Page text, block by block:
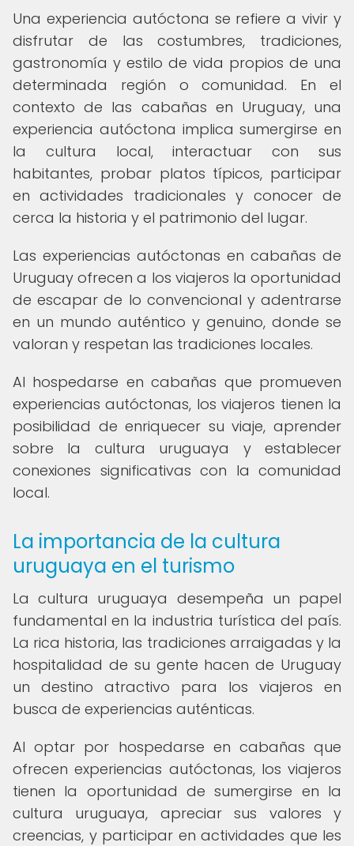
Una experiencia autóctona se refiere a vivir y
disfrutar de las costumbres, tradiciones,
gastronomía y estilo de vida propios de una
determinada región o comunidad. En el
contexto de las cabañas en Uruguay, una
experiencia autóctona implica sumergirse en
la cultura local, interactuar con sus
habitantes, probar platos típicos, participar
en actividades tradicionales y conocer de
cerca la historia y el patrimonio del lugar.
Las experiencias autóctonas en cabañas de
Uruguay ofrecen a los viajeros la oportunidad
de escapar de lo convencional y adentrarse
en un mundo auténtico y genuino, donde se
valoran y respetan las tradiciones locales.
Al hospedarse en cabañas que promueven
experiencias autóctonas, los viajeros tienen la
posibilidad de enriquecer su viaje, aprender
sobre la cultura uruguaya y establecer
conexiones significativas con la comunidad
local.
La importancia de la cultura
uruguaya en el turismo
La cultura uruguaya desempeña un papel
fundamental en la industria turística del país.
La rica historia, las tradiciones arraigadas y la
hospitalidad de su gente hacen de Uruguay
un destino atractivo para los viajeros en
busca de experiencias auténticas.
Al optar por hospedarse en cabañas que
ofrecen experiencias autóctonas, los viajeros
tienen la oportunidad de sumergirse en la
cultura uruguaya, apreciar sus valores y
creencias, y participar en actividades que les